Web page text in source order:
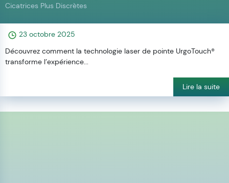
23 octobre 2025
Cicatrices Plus Discrètes
Découvrez comment la technologie laser de pointe UrgoTouch®
transforme l’expérience...
Lire la suite